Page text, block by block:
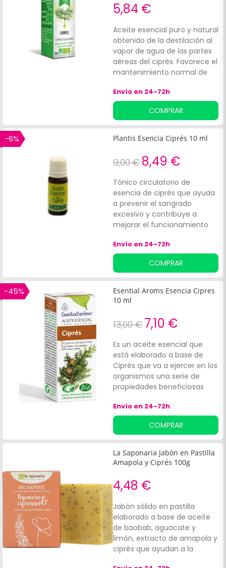
5,84 €
Aceite esencial puro y natural
obtenido de la destilación al
vapor de agua de las partes
aéreas del ciprés. Favorece el
mantenimiento normal de
esencial de ciprés se le
atribuyen las siguientes
propiedades:Astringentes. Es
apto para consumo.
Envío en 24-72h
COMPRAR
-6% Plantis Esencia Ciprés 10 ml
9,00 € 8,49 €
Tónico circulatorio de
esencia de ciprés que ayuda
a prevenir el sangrado
excesivo y contribuye a
mejorar el funcionamiento
posibles afecciones. Ayuda a
prevenir y mejorar las varices
y hemorroides, aliviando
también el hormigueo de las
extremidades. Ayuda a
aumentar las defensas del
contribuyendo al control de
las infecciones en las vías
urinarias, por lo que es ideal
para tratar la cistitis. Envase
de 10 ml.
Envío en 24-72h
COMPRAR
-45%
Esential Aroms Esencia Cipres
10 ml
13,00 € 7,10 €
Es un aceite esencial que
está elaborado a base de
Ciprés que va a ejercer en los
organismos una serie de
propiedades beneficiosas
descongestivo venoso,
regulador de la sudoración,
desodorante y antitusivo. Es
apto con lo cual para ayudar
a tratar de una manera
natural problemas de
excesivas, tos y calambres
musculares. Presentación
10ml.
Envío en 24-72h
COMPRAR
La Saponaria Jabón en Pastilla
Amapola y Ciprés 100g
4,48 €
Jabón sólido en pastilla
elaborado a base de aceite
de baobab, aguacate y
limón, extracto de amapola y
ciprés que ayudan a la